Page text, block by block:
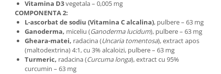
Electroliti
Produse Apicole
Cacao
Vitamina D3vegetala – 0,005 mg
COMPONENTA 2:
L-ascorbat de sodiu (Vitamina C alcalina), pulbere – 63 mg
Ganoderma, miceliu (Ganoderma lucidum), pulbere – 63 mg
Gheara-matei, radacina (Uncaria tomentosa), extract apos
(maltodextrina) 4:1, cu 3% alcaloizi, pulbere – 63 mg
Turmeric, radacina (Curcuma longa), extract cu 95%
curcumin – 63 mg